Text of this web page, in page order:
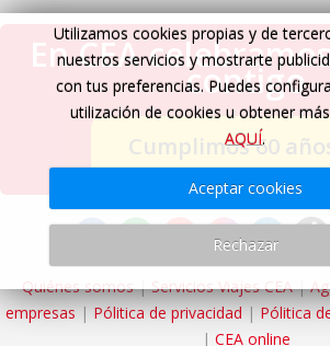
En CEA
contigo
Cumplimos 60
Quiénes somos|Servicios Viajes CEA|
empresas | Pólitica de privacidad | Pólitica
| CEA online
Utilizamos cookies propias y de
nuestros servicios y mostrarte
con tus preferencias. Puedes
utilización de cookies u obtener
AQUÍ.
Aceptar cookies
Rechazar